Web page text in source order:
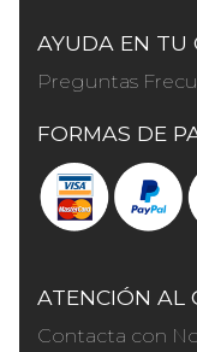
AYUDA EN TU
Preguntas
FORMAS DE
ATENCIÓN AL
Contacta con